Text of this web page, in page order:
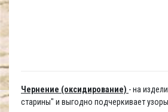
Чернение (оксидирование) - на
старины" и выгодно подчеркивает